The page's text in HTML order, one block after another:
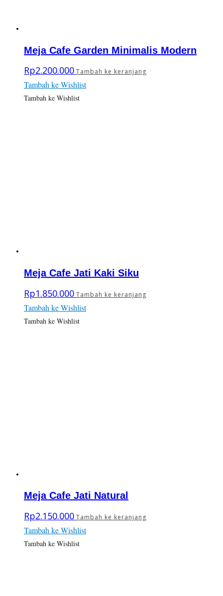
Meja Cafe Garden Minimalis Modern
Rp2.200.000 Tambah ke keranjang
Tambah ke Wishlist
Tambah ke Wishlist
Meja Cafe Jati Kaki Siku
Rp1.850.000 Tambah ke keranjang
Tambah ke Wishlist
Tambah ke Wishlist
Meja Cafe Jati Natural
Rp2.150.000 Tambah ke keranjang
Tambah ke Wishlist
Tambah ke Wishlist